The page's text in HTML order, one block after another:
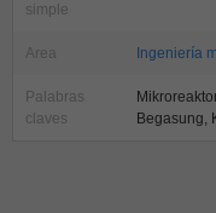
simple
Area Ingeniería
Palabras
claves
Begasung,